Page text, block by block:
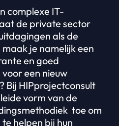
complexe IT-
de private sector
als de
je namelijk een
en goed
een nieuw
Bij HIPprojectconsult
vorm van de
toe om
helpen bij hun